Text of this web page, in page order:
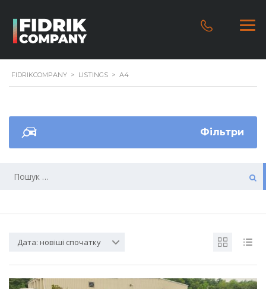
FIDRIKCOMPANY > LISTINGS > A4
Фільтри
Дата: новіші спочатку